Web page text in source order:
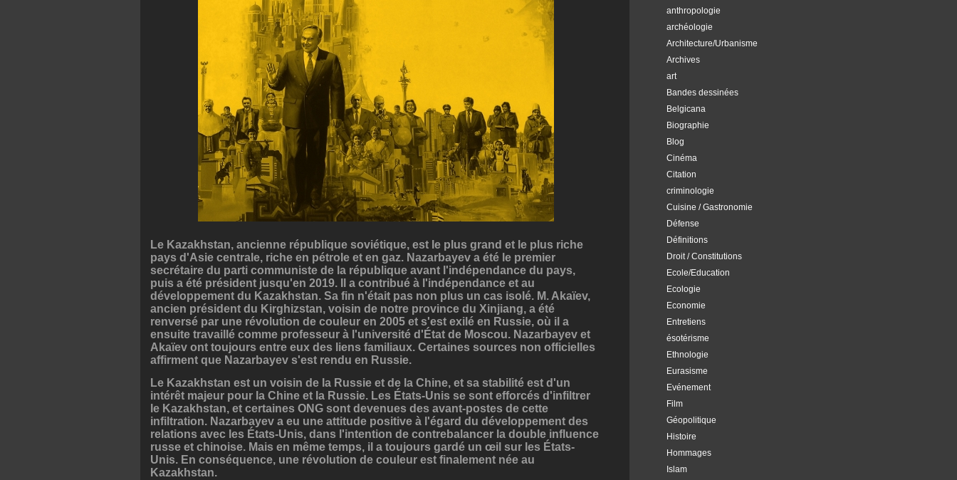
anthropologie
archéologie
Architecture/Urbanisme
Archives
art
Bandes dessinées
Belgicana
Biographie
Blog
Cinéma
Citation
criminologie
Cuisine / Gastronomie
Défense
Définitions
Droit / Constitutions
Ecole/Education
Ecologie
Economie
Entretiens
ésotérisme
Ethnologie
Eurasisme
Evénement
Film
Géopolitique
Histoire
Hommages
Islam
Le Kazakhstan, ancienne république soviétique, est le plus grand et le plus riche
pays d'Asie centrale, riche en pétrole et en gaz. Nazarbayev a été le premier
secrétaire du parti communiste de la république avant l'indépendance du pays,
puis a été président jusqu'en 2019. Il a contribué à l'indépendance et au
développement du Kazakhstan. Sa fin n'était pas non plus un cas isolé. M. Akaïev,
ancien président du Kirghizstan, voisin de notre province du Xinjiang, a été
renversé par une révolution de couleur en 2005 et s'est exilé en Russie, où il a
ensuite travaillé comme professeur à l'université d'État de Moscou. Nazarbayev et
Akaïev ont toujours entre eux des liens familiaux. Certaines sources non officielles
affirment que Nazarbayev s'est rendu en Russie.
Le Kazakhstan est un voisin de la Russie et de la Chine, et sa stabilité est d'un
intérêt majeur pour la Chine et la Russie. Les États-Unis se sont efforcés d'infiltrer
le Kazakhstan, et certaines ONG sont devenues des avant-postes de cette
infiltration. Nazarbayev a eu une attitude positive à l'égard du développement des
relations avec les États-Unis, dans l'intention de contrebalancer la double influence
russe et chinoise. Mais en même temps, il a toujours gardé un œil sur les États-
Unis. En conséquence, une révolution de couleur est finalement née au
Kazakhstan.